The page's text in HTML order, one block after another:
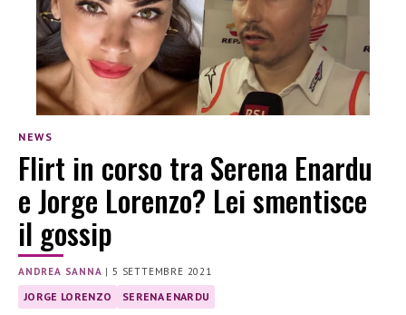
NEWS
Flirt in corso tra Serena Enardu
e Jorge Lorenzo? Lei smentisce
il gossip
ANDREA SANNA |5 SETTEMBRE 2021
JORGE LORENZO SERENA ENARDU